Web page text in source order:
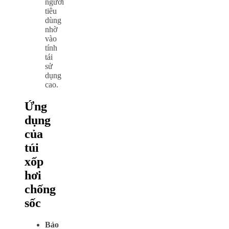
người
tiêu
dùng
nhờ
vào
tính
tái
sử
dụng
cao.
Ứng
dụng
của
túi
xốp
hơi
chống
sốc
Bảo